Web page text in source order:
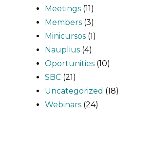
Meetings (11)
Members (3)
Minicursos (1)
Nauplius (4)
Oportunities (10)
SBC (21)
Uncategorized (18)
Webinars (24)